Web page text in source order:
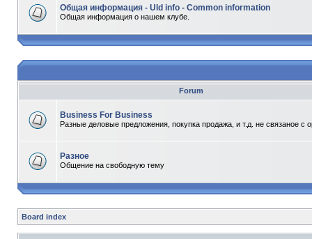
Общая информация - Uld info - Common information
Общая информация о нашем клубе.
Forum
Business For Business
Разные деловые предложения, покупка продажа, и т.д. не связаное с
Разное
Общение на свободную тему
Board index